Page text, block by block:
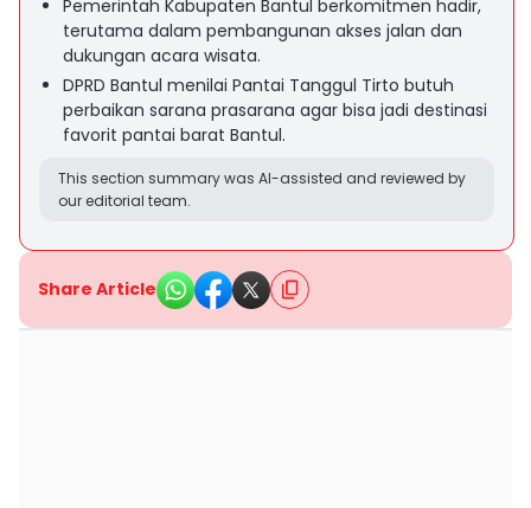
Pemerintah Kabupaten Bantul berkomitmen hadir,
terutama dalam pembangunan akses jalan dan
dukungan acara wisata.
DPRD Bantul menilai Pantai Tanggul Tirto butuh
perbaikan sarana prasarana agar bisa jadi destinasi
favorit pantai barat Bantul.
This section summary was AI-assisted and reviewed by
our editorial team.
Share Article